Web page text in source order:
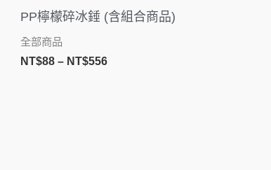
PP檸檬碎冰錘 (含組合商品)
全部商品
NT$88 – NT$556
範
圍：
NT$556